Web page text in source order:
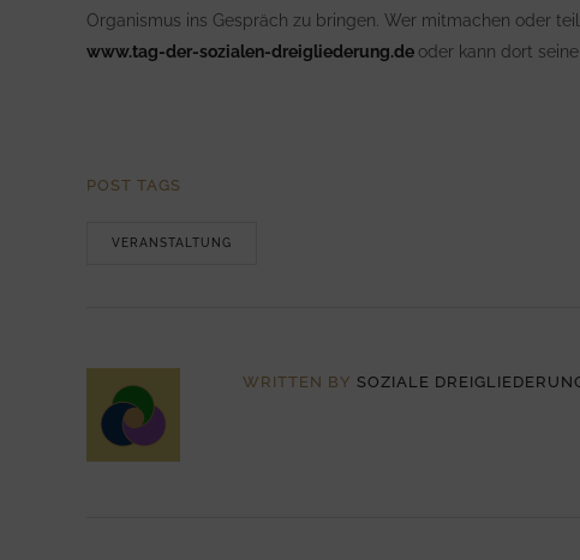
Organismus ins Gespräch zu bringen. Wer mitmachen oder
www.tag-der-sozialen-dreigliederung.de oder kann dort
POST TAGS
VERANSTALTUNG
WRITTEN BY SOZIALE